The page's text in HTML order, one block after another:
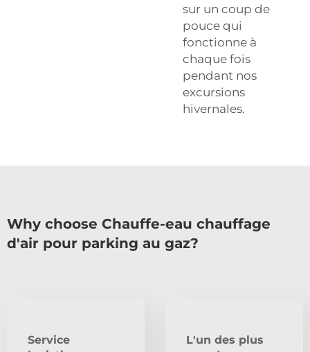
sur un coup de
pouce qui
fonctionne à
chaque fois
pendant nos
excursions
hivernales.
Why choose Chauffe-eau chauffage
d'air pour parking au gaz?
Service
L'un des plus